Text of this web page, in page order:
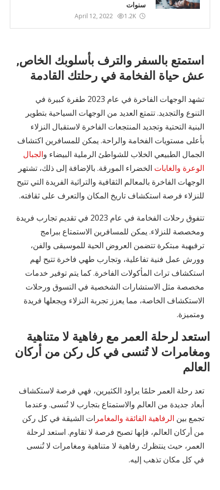
سنوات
April 12, 2022 1.2K
استمتع بالسفر والترف بأسلوبك الخاص,
عش حياة الفخامة في رحلتك القادمة
تشهد الوجهات الفاخرة في عام 2023 طفرة كبيرة في
التنوع والتجديد. تتمتع العديد من الوجهات السياحية بتطوير
البنية التحتية وتجديد المنتجعات الفاخرة لاستقبال النزلاء
بأعلى مستويات الفخامة والراحة. يمكن للمسافرين اكتشاف
الجمال الطبيعي الخلاب للشواطئ الرملية البيضاء والجبال
الوعرة والغابات الخضراء المورقة. بالإضافة إلى ذلك، تشتهر
الوجهات الفاخرة بالمعالم الثقافية والتراثية الفريدة التي تتيح
للنزلاء فرصة استكشاف تاريخ المكان والتعرف على ثقافته.
تتفوق رحلات الفخامة في عام 2023 في تقديم تجارب فريدة
ومخصصة للنزلاء. يمكن للمسافرين الاستمتاع ببرامج
ترفيهية مبتكرة تتضمن العروض الحية للموسيقى والفن،
وورش عمل فنية تفاعلية، وتجارب طهي فاخرة تتيح لهم
استكشاف تراث المأكولات الفاخرة. كما يتم توفير خدمات
مخصصة مثل الاستشارات الشخصية في التسوق ورحلات
الاستكشاف الخاصة، مما يعزز تجربة النزلاء ويجعلها فريدة
ومتميزة.
استعد لرحلة العمر مع رفاهية لا متناهية
ومغامرات لا تُنسى في كل ركن من أركان
العالم
تعد رحلة العمر حلمًا يراود الكثيرين، فهي فرصة لاستكشاف
أبعاد جديدة من العالم والاستمتاع بتجارب لا تُنسى. وعندما
تجمع بين الرفاهية الفائقة والمغامر ات الشيقة في كل ركن
من أركان العالم، فإنها تصبح فرصة لا تقاوم. استعد لرحلة
العمر، حيث ينتظرك رفاهية لا متناهية ومغامرات لا تُنسى
في كل مكان تذهب إليه.